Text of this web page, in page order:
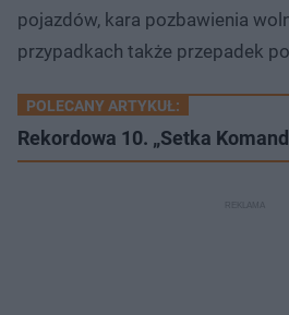
pojazdów, kara pozbawienia
przypadkach także przepadek
POLECANY ARTYKUŁ:
Rekordowa 10. „Setka